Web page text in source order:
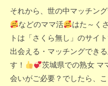
それから、世の中マッチン
などのママ活
はた～く
トは「さくら無し」のサイ
出会える・マッチングでき
す！
茨城県での熟女 マ
会いがご必要？でしたら、